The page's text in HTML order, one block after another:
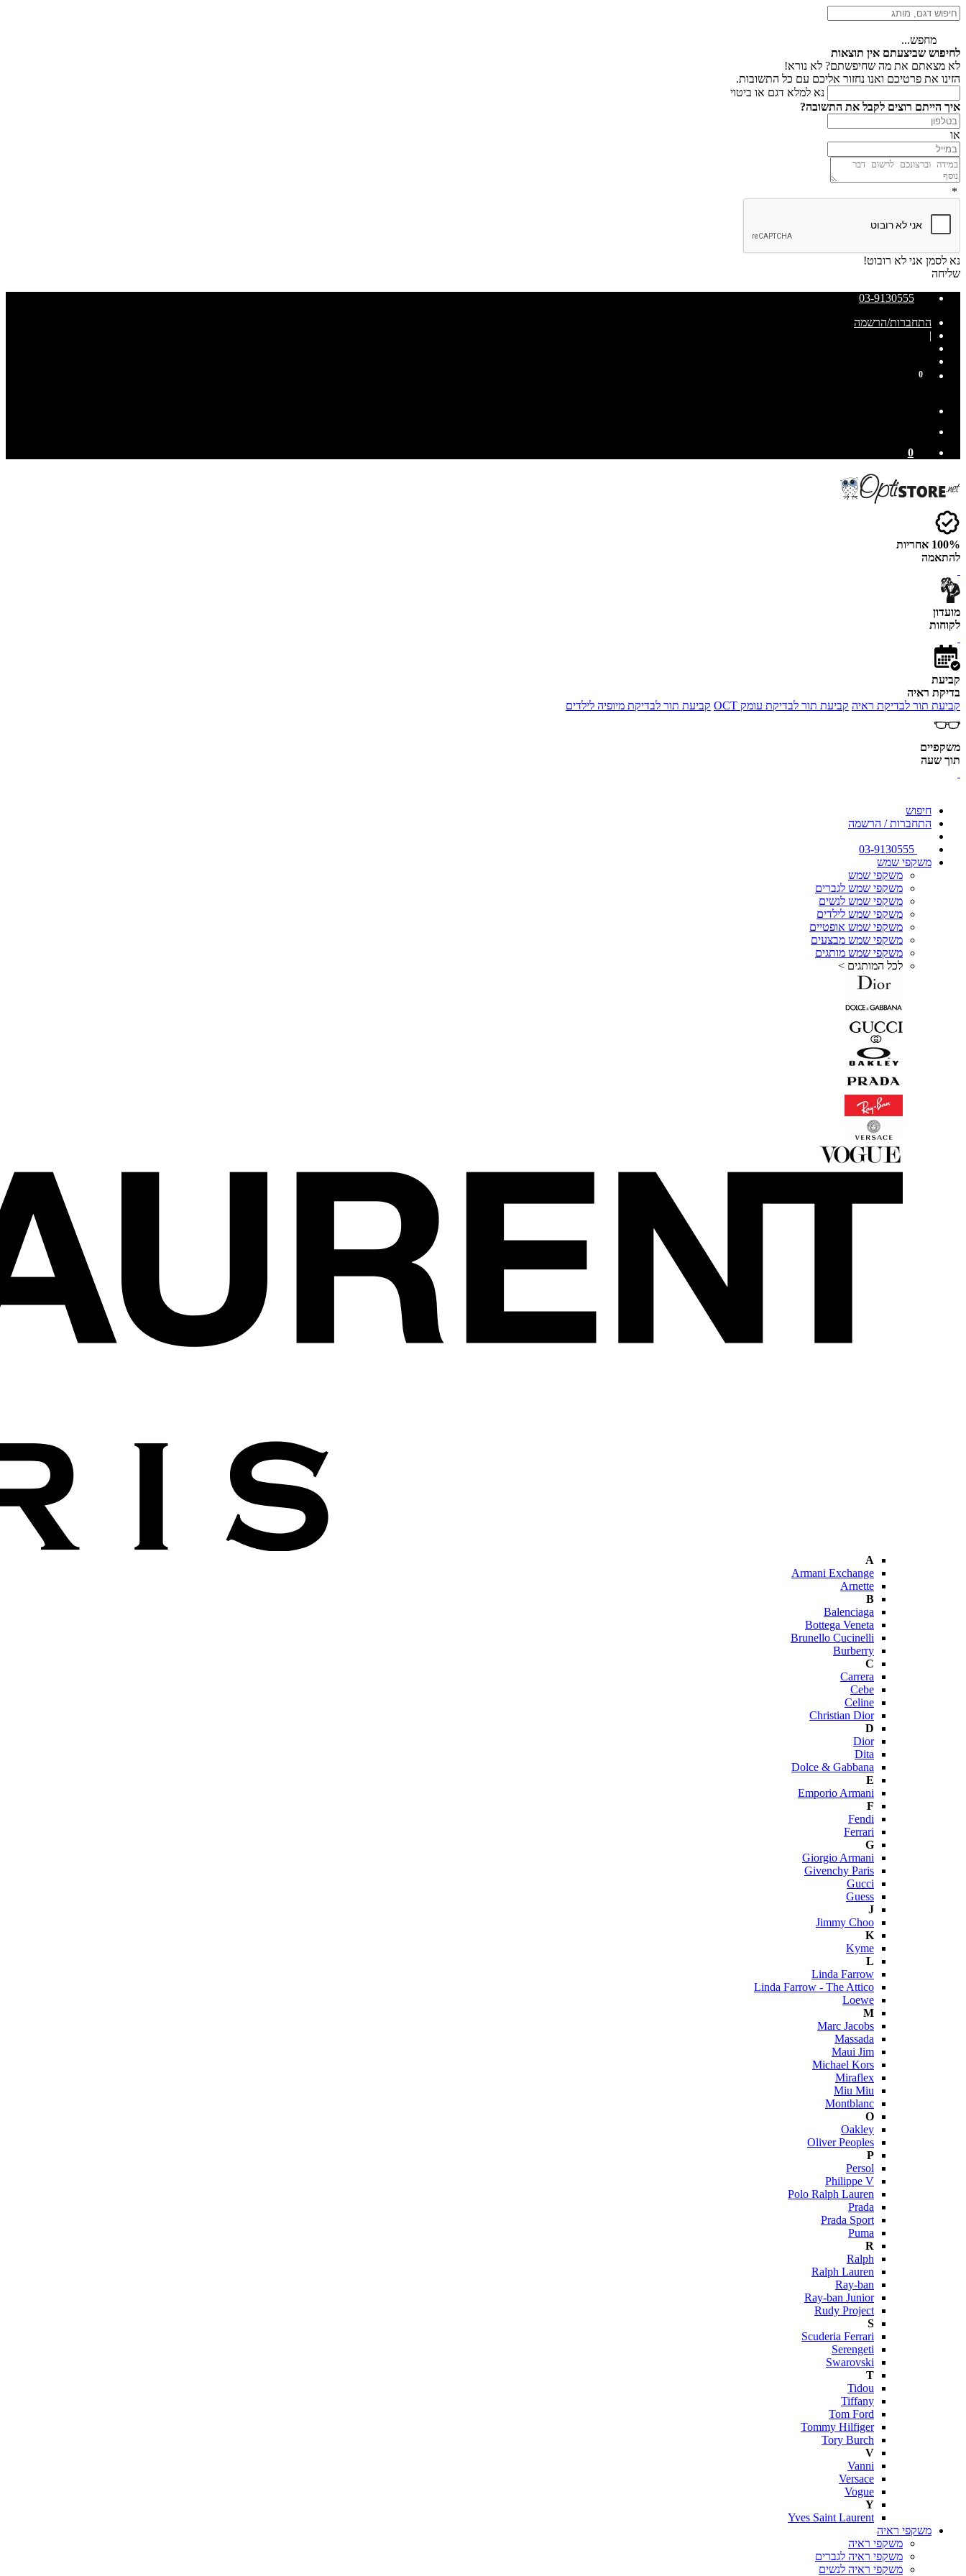
מחפש...
לחיפוש שביצעתם אין תוצאות
לא מצאתם את מה שחיפשתם? לא נורא!
הזינו את פרטיכם ואנו נחזור אליכם עם כל התשובות.
נא למלא דגם או ביטוי
איך הייתם רוצים לקבל את התשובה?
או
*
נא לסמן אני לא רובוט!
שליחה
03-9130555
התחברות/הרשמה
|
0
0
100% אחריות
להתאמה
מועדון
לקוחות
קביעת
בדיקת ראיה
קביעת תור לבדיקת ראיה קביעת תור לבדיקת עומק OCT קביעת תור לבדיקת מיופיה לילדים
משקפיים
תוך שעה
חיפוש
התחברות / הרשמה
משקפי שמש
משקפי שמש
משקפי שמש לגברים
משקפי שמש לנשים
משקפי שמש לילדים
משקפי שמש אופטיים
משקפי שמש מבצעים
משקפי שמש מותגים
לכל המותגים >
A
Armani Exchange
Arnette
B
Balenciaga
Bottega Veneta
Brunello Cucinelli
Burberry
C
Carrera
Cebe
Celine
Christian Dior
D
Dior
Dita
Dolce & Gabbana
E
Emporio Armani
F
Fendi
Ferrari
G
Giorgio Armani
Givenchy Paris
Gucci
Guess
J
Jimmy Choo
K
Kyme
L
Linda Farrow
Linda Farrow - The Attico
Loewe
M
Marc Jacobs
Massada
Maui Jim
Michael Kors
Miraflex
Miu Miu
Montblanc
O
Oakley
Oliver Peoples
P
Persol
Philippe V
Polo Ralph Lauren
Prada
Prada Sport
Puma
R
Ralph
Ralph Lauren
Ray-ban
Ray-ban Junior
Rudy Project
S
Scuderia Ferrari
Serengeti
Swarovski
T
Tidou
Tiffany
Tom Ford
Tommy Hilfiger
Tory Burch
V
Vanni
Versace
Vogue
Y
Yves Saint Laurent
משקפי ראיה
משקפי ראיה
משקפי ראיה לגברים
משקפי ראיה לנשים